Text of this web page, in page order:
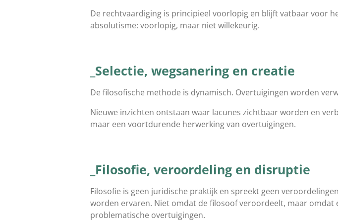
De rechtvaardiging is principieel voorlopig en blijft vatbaar voor
absolutisme: voorlopig, maar niet willekeurig.
_Selectie, wegsanering en creatie
De filosofische methode is dynamisch. Overtuigingen worden
Nieuwe inzichten ontstaan waar lacunes zichtbaar worden en
maar een voortdurende herwerking van overtuigingen.
_Filosofie, veroordeling en disruptie
Filosofie is geen juridische praktijk en spreekt geen
worden ervaren. Niet omdat de filosoof veroordeelt, maar
problematische overtuigingen.